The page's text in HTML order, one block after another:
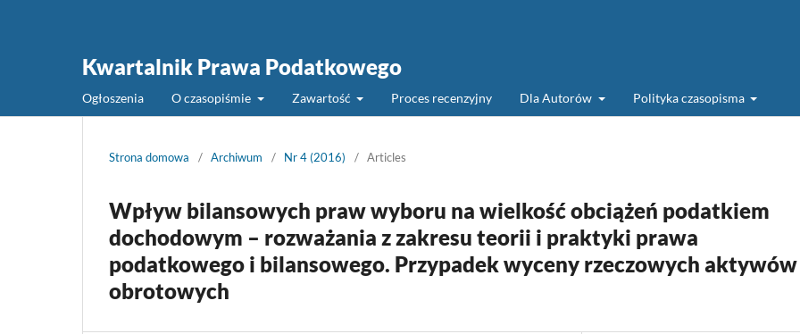
Kwartalnik Prawa Podatkowego
Ogłoszenia O czasopiśmie Zawartość Proces recenzyjny Dla Autorów Polityka czasopisma
Strona domowa / Archiwum / Nr 4 (2016) / Articles
Wpływ bilansowych praw wyboru na wielkość obciążeń podatkiem
dochodowym – rozważania z zakresu teorii i praktyki prawa
podatkowego i bilansowego. Przypadek wyceny rzeczowych aktywów
obrotowych